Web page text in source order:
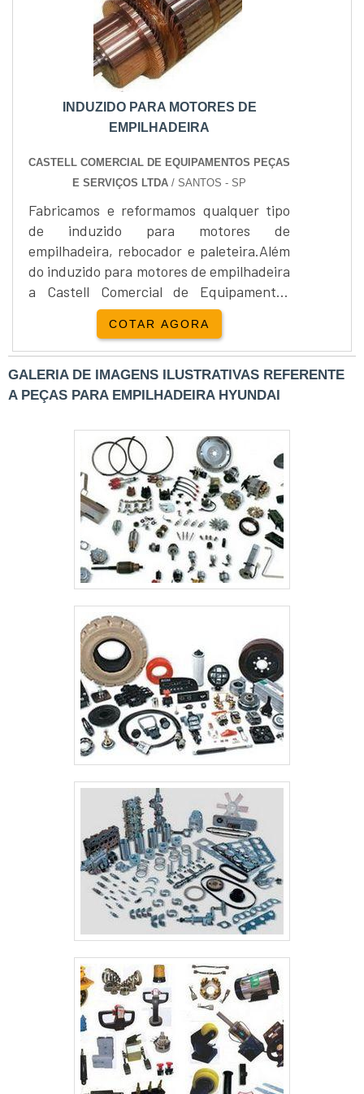
INDUZIDO PARA MOTORES DE
EMPILHADEIRA
CASTELL COMERCIAL DE EQUIPAMENTOS PEÇAS
E SERVIÇOS LTDA / SANTOS - SP
Fabricamos e reformamos qualquer tipo
de induzido para motores de
empilhadeira, rebocador e paleteira.Além
do induzido para motores de empilhadeira
a Castell Comercial de Equipamentos
Peças Serviços realiza a manutenção de
componentes elétricos para veículos
industriais como o Induzido para motores
de empilhadeira....
COTAR AGORA
GALERIA DE IMAGENS ILUSTRATIVAS REFERENTE
A PEÇAS PARA EMPILHADEIRA HYUNDAI